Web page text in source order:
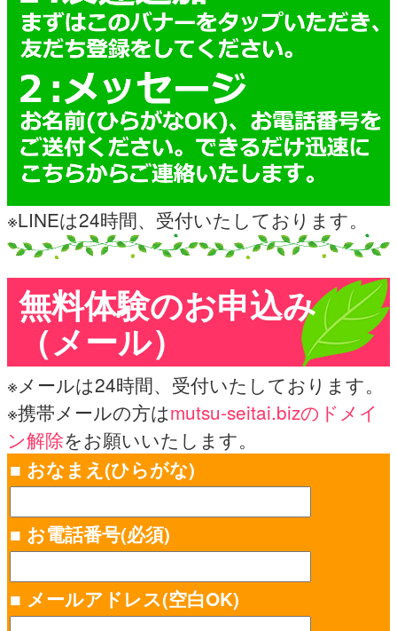
※LINEは24時間、受付いたしております。
無料体験のお申込み
（メール）
※メールは24時間、受付いたしております。
※携帯メールの方はmutsu-seitai.bizのドメイ
ン解除をお願いいたします。
■ おなまえ(ひらがな)
■ お電話番号(必須)
■ メールアドレス(空白OK)